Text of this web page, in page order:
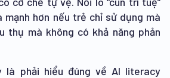
hơn nếu trẻ chỉ sử dụng mà
thụ mà không có khả năng phản
phải hiểu đúng về AI literacy